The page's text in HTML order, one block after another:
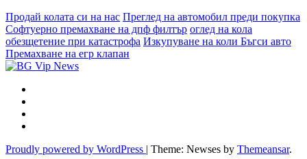
Продай колата си на нас Преглед на автомобил преди покупка
Софтуерно премахване на дпф филтър оглед на кола
обезщетение при катастрофа Изкупуване на коли Бъгси авто
Премахване на егр клапан
Proudly powered by WordPress | Theme: Newses by Themeansar.